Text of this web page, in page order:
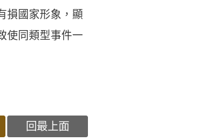
損國家形象，顯
使同類型事件一
回最上面